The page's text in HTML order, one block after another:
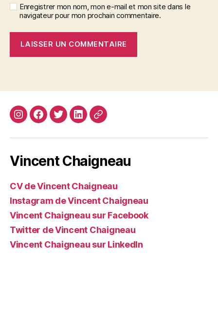
Enregistrer mon nom, mon e-mail et mon site dans le
navigateur pour mon prochain commentaire.
InstagramFacebook
TwitterLinkedin
Site
Vincent Chaigneau
CV de Vincent Chaigneau
Instagram de Vincent Chaigneau
Vincent Chaigneau sur Facebook
Twitter de Vincent Chaigneau
Vincent Chaigneau sur LinkedIn